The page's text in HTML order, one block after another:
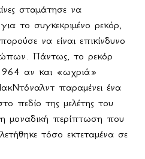
σταμάτησε να
το συγκεκριμένο ρεκόρ,
να είναι επικίνδυνο
Πάντως, το ρεκόρ
αν και «ωχριά»
παραμένει ένα
πεδίο της μελέτης του
μοναδική περίπτωση που
τόσο εκτεταμένα σε